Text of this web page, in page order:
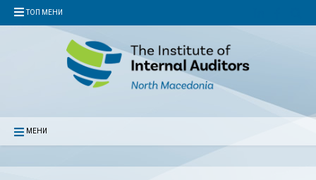
ТОП МЕНИ
МЕНИ